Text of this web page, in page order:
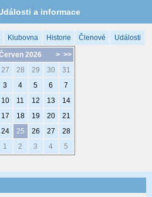
a informace
Klubovna Historie Členové Události
> >>
2026
27 28 29 30
31
3 4 5 6
7
10 11 12 13
14
17 18 19 20
21
24 25 26 27
28
1 2 3 4 5